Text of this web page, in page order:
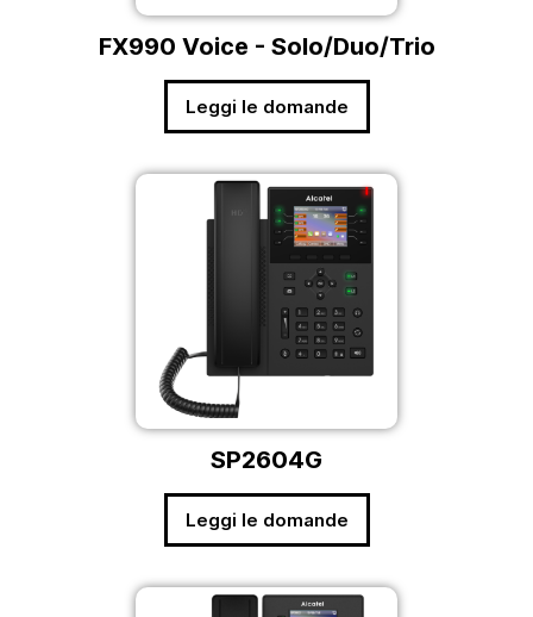
FX990 Voice - Solo/Duo/Trio
Leggi le domande
SP2604G
Leggi le domande